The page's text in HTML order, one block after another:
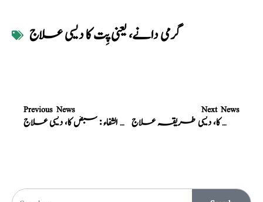
گرمی دانے، یعنی پِت کا دیسی علاج
Previous News
نسخہ الشفاء : قبض کا، دیسی علاج
Next News
نسخہ الشفاء : ہیضہ کا، دیسی طریقہ علاج